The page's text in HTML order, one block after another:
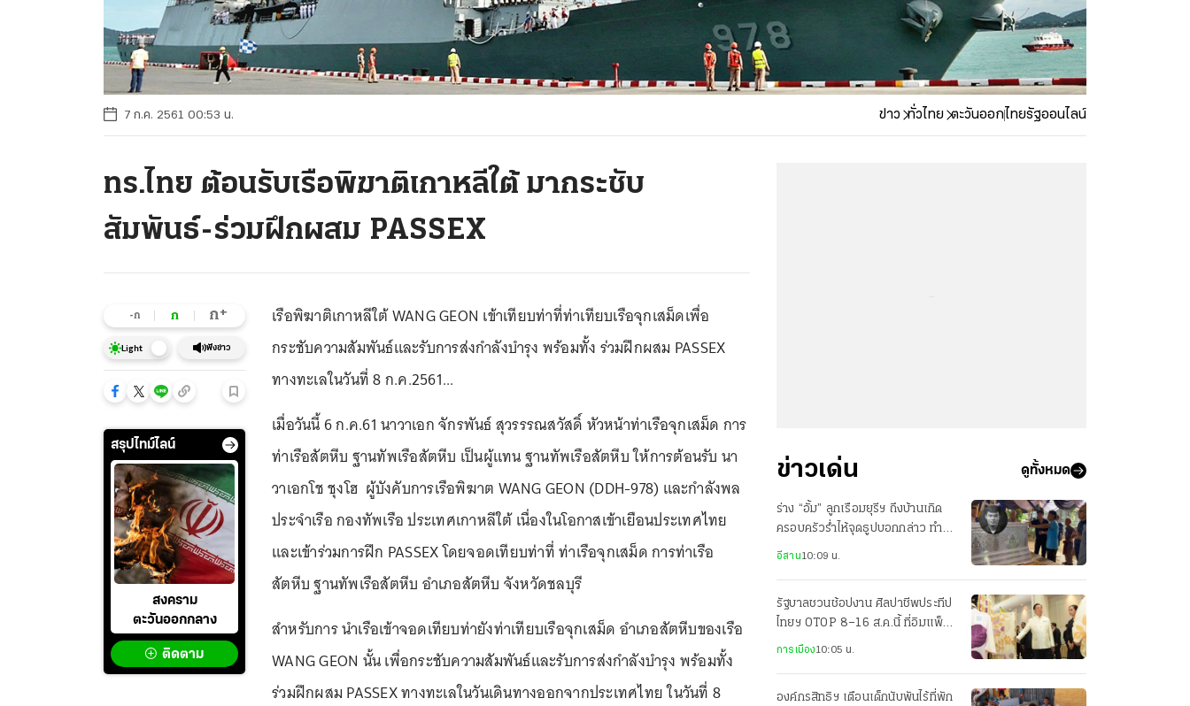
7 ก.ค. 2561 00:53 น. ข่าว ทั่วไทย ตะวันออกไทยรัฐออนไลน์
ทร.ไทย ต้อนรับเรือพิฆาติเกาหลีใต้ มากระชับ
สัมพันธ์-ร่วมฝึกผสม PASSEX
-ก ก ก+
Light ฟังข่าว
สรุปไทม์ไลน์
สงคราม
ตะวันออกกลาง
ติดตาม
เรือพิฆาติเกาหลีใต้ WANG GEON เข้าเทียบท่าที่ท่าเทียบเรือจุกเสม็ดเพื่อ
กระชับความสัมพันธ์และรับการส่งกำลังบำรุง พร้อมทั้ง ร่วมฝึกผสม PASSEX
ทางทะเลในวันที่ 8 ก.ค.2561...
เมื่อวันนี้ 6 ก.ค.61 นาวาเอก จักรพันธ์ สุวรรรณสวัสดิ์ หัวหน้าท่าเรือจุกเสม็ด การ
ท่าเรือสัตหีบ ฐานทัพเรือสัตหีบ เป็นผู้แทน ฐานทัพเรือสัตหีบ ให้การต้อนรับ นา
วาเอกโช ชุงโฮ ผู้บังคับการเรือพิฆาต WANG GEON (DDH-978) และกำลังพล
ประจำเรือ กองทัพเรือ ประเทศเกาหลีใต้ เนื่องในโอกาสเข้าเยือนประเทศไทย
และเข้าร่วมการฝึก PASSEX โดยจอดเทียบท่าที่ ท่าเรือจุกเสม็ด การท่าเรือ
สัตหีบ ฐานทัพเรือสัตหีบ อำเภอสัตหีบ จังหวัดชลบุรี
สำหรับการ นำเรือเข้าจอดเทียบท่ายังท่าเทียบเรือจุกเสม็ด อำเภอสัตหีบของเรือ
WANG GEON นั้น เพื่อกระชับความสัมพันธ์และรับการส่งกำลังบำรุง พร้อมทั้ง
ร่วมฝึกผสม PASSEX ทางทะเลในวันเดินทางออกจากประเทศไทย ในวันที่ 8
ข่าวเด่น ดูทั้งหมด
ร่าง “อั้ม” ลูกเรือมยุรีฯ ถึงบ้านเกิด
ครอบครัวร่ำไห้จุดธูปบอกกล่าว ทำ
พิธีทางศาสนา
อีสาน10:09 น.
รัฐบาลชวนช้อปงาน ศิลปาชีพประทีป
ไทยฯ OTOP 8–16 ส.ค.นี้ ที่อิมแพ็ค
เมืองทองธานี
การเมือง10:05 น.
องค์กรสิทธิฯ เตือนเด็กนับพันไร้ที่พัก